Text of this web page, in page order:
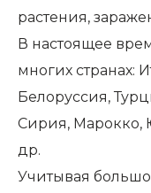
растения,
В настоящее
многих странах:
Белоруссия,
Сирия, Марокко,
др.
Учитывая